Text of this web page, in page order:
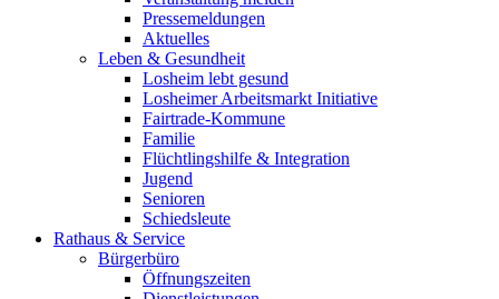
Pressemeldungen
Aktuelles
Leben & Gesundheit
Losheim lebt gesund
Losheimer Arbeitsmarkt Initiative
Fairtrade-Kommune
Familie
Flüchtlingshilfe & Integration
Jugend
Senioren
Schiedsleute
Rathaus & Service
Bürgerbüro
Öffnungszeiten